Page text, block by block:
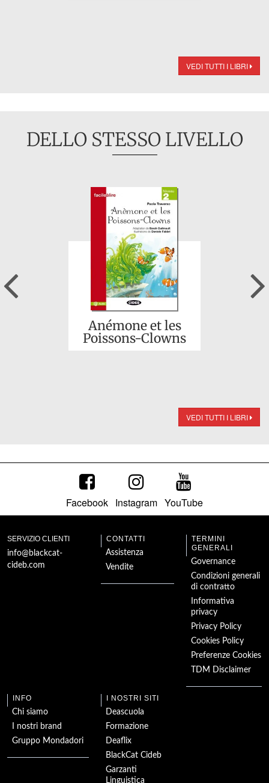
VEDI TUTTI I LIBRI
DELLO STESSO LIVELLO
Anémone et les
Poissons-Clowns
Previous
VEDI TUTTI I LIBRI
Facebook Instagram YouTube